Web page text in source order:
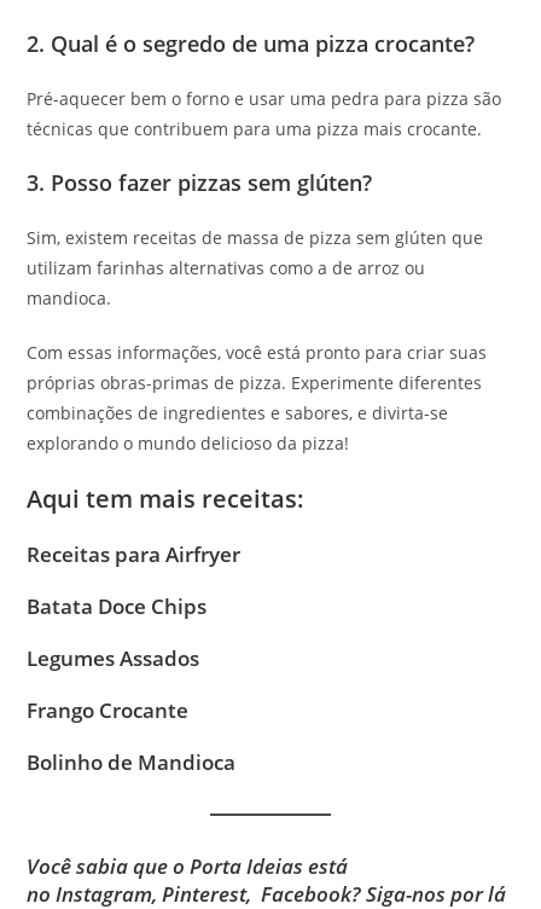
2. Qual é o segredo de uma pizza crocante?
Pré-aquecer bem o forno e usar uma pedra para pizza são
técnicas que contribuem para uma pizza mais crocante.
3. Posso fazer pizzas sem glúten?
Sim, existem receitas de massa de pizza sem glúten que
utilizam farinhas alternativas como a de arroz ou
mandioca.
Com essas informações, você está pronto para criar suas
próprias obras-primas de pizza. Experimente diferentes
combinações de ingredientes e sabores, e divirta-se
explorando o mundo delicioso da pizza!
Aqui tem mais receitas:
Receitas para Airfryer
Batata Doce Chips
Legumes Assados
Frango Crocante
Bolinho de Mandioca
Você sabia que o Porta Ideias está
noInstagram,Pinterest,Facebook? Siga-nos por lá